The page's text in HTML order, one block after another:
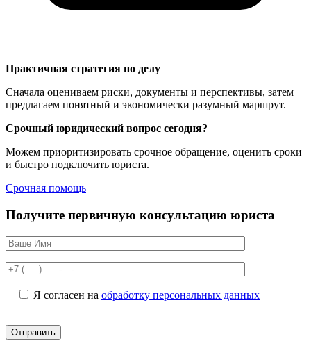
Практичная стратегия по делу
Сначала оцениваем риски, документы и перспективы, затем
предлагаем понятный и экономически разумный маршрут.
Срочный юридический вопрос сегодня?
Можем приоритизировать срочное обращение, оценить сроки
и быстро подключить юриста.
Срочная помощь
Получите первичную консультацию юриста
Я согласен на обработку персональных данных